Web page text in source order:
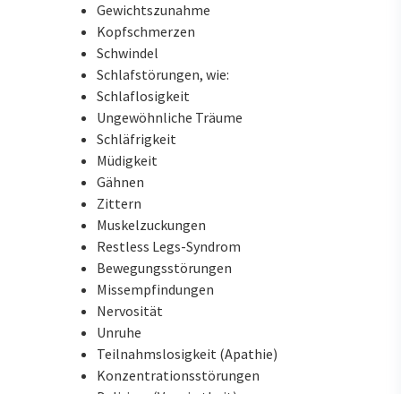
Gewichtszunahme
Kopfschmerzen
Schwindel
Schlafstörungen, wie:
Schlaflosigkeit
Ungewöhnliche Träume
Schläfrigkeit
Müdigkeit
Gähnen
Zittern
Muskelzuckungen
Restless Legs-Syndrom
Bewegungsstörungen
Missempfindungen
Nervosität
Unruhe
Teilnahmslosigkeit (Apathie)
Konzentrationsstörungen